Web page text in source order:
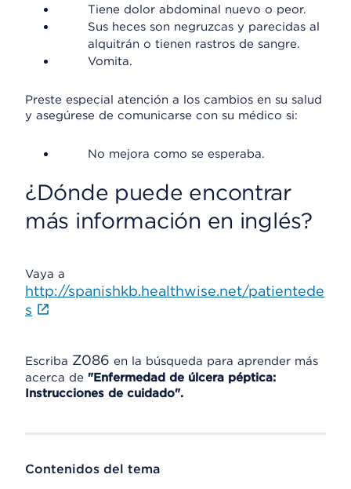
Tiene dolor abdominal nuevo o peor.
Sus heces son negruzcas y parecidas al
alquitrán o tienen rastros de sangre.
Vomita.
Preste especial atención a los cambios en su salud
y asegúrese de comunicarse con su médico si:
No mejora como se esperaba.
¿Dónde puede encontrar
más información en inglés?
Vaya a
http://spanishkb.healthwise.net/patientede
s
Escriba Z086 en la búsqueda para aprender más
acerca de "Enfermedad de úlcera péptica:
Instrucciones de cuidado".
Contenidos del tema